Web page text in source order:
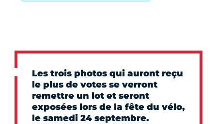
Les trois photos qui auront reçu
le plus de votes se verront
remettre un lot et seront
exposées lors de la fête du vélo,
le samedi 24 septembre.